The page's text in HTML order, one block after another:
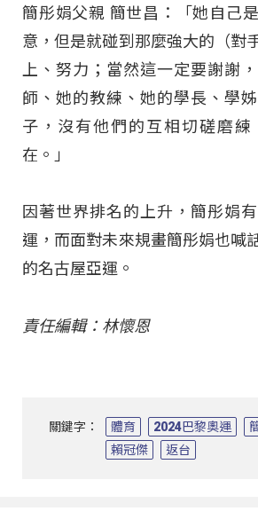
簡彤娟父親 簡世昌：「她自己
意，但是就碰到那麼強大的（對
上、努力；當然這一定要謝謝
師、她的教練、她的學長、學
子，沒有他們的互相切磋磨練
在。」
因著世界排名的上升，簡彤娟
運，而面對未來規畫簡彤娟也喊
的名古屋亞運。
責任編輯：林懷恩
關鍵字： 體育 2024巴黎奧運
賴冠傑
返台